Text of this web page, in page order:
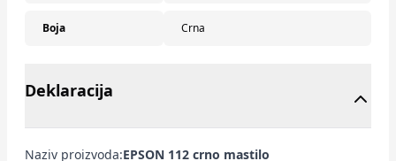
Boja Crna
Deklaracija
Naziv proizvoda:EPSON 112 crno mastilo